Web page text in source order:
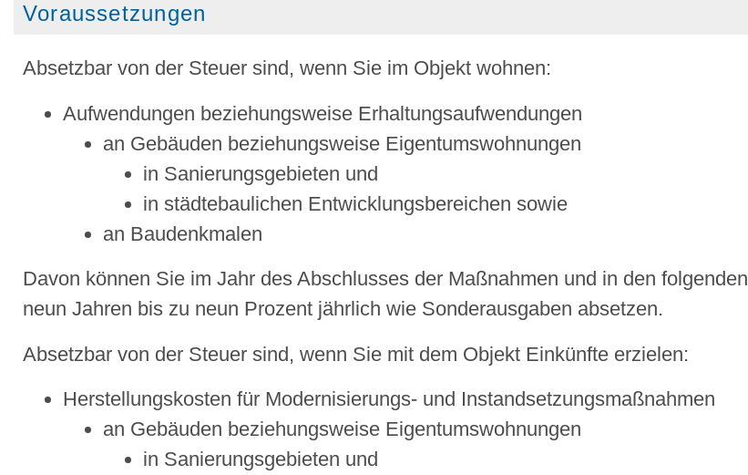
Voraussetzungen
Absetzbar von der Steuer sind, wenn Sie im Objekt wohnen:
Aufwendungen beziehungsweise Erhaltungsaufwendungen
an Gebäuden beziehungsweise Eigentumswohnungen
in Sanierungsgebieten und
in städtebaulichen Entwicklungsbereichen sowie
an Baudenkmalen
Davon können Sie im Jahr des Abschlusses der Maßnahmen und in den folgenden
neun Jahren bis zu neun Prozent jährlich wie Sonderausgaben absetzen.
Absetzbar von der Steuer sind, wenn Sie mit dem Objekt Einkünfte erzielen:
Herstellungskosten für Modernisierungs- und Instandsetzungsmaßnahmen
an Gebäuden beziehungsweise Eigentumswohnungen
in Sanierungsgebieten und